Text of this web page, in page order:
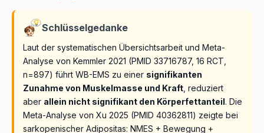
Schlüsselgedanke
Laut der systematischen Übersichtsarbeit und Meta-
Analyse von Kemmler 2021 (PMID 33716787, 16 RCT,
n=897) führt WB-EMS zu einer signifikanten
Zunahme von Muskelmasse und Kraft , reduziert
aber allein nicht signifikant den Körperfettanteil. Die
Meta-Analyse von Xu 2025 (PMID 40362811) zeigte bei
sarkopenischer Adipositas: NMES + Bewegung +